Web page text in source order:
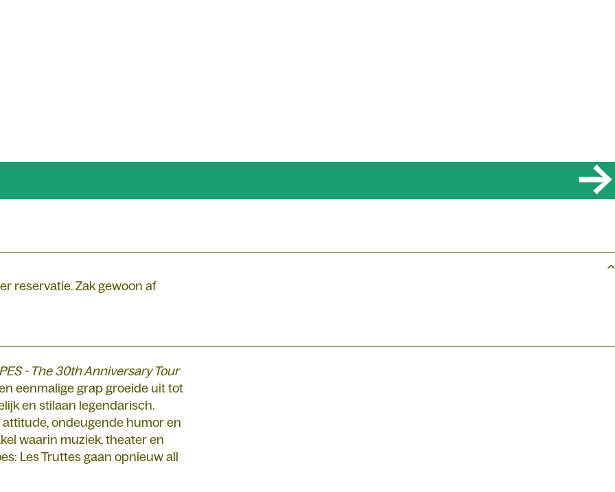
reservatie. Zak gewoon af
- The 30th Anniversary Tour
eenmalige grap groeide uit tot
en stilaan legendarisch.
ondeugende humor en
waarin muziek, theater en
Les Truttes gaan opnieuw all